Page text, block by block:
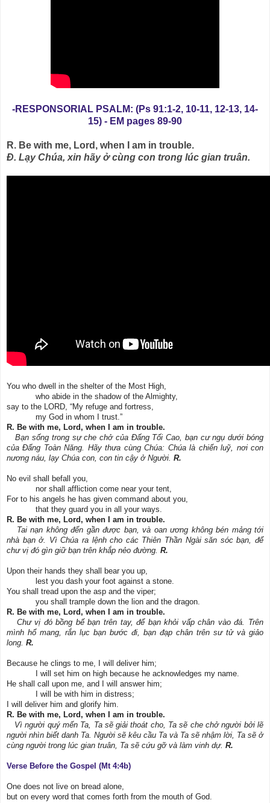
-RESPONSORIAL PSALM: (Ps 91:1-2, 10-11, 12-13, 14-
15) - EM pages 89-90
R. Be with me, Lord, when I am in trouble.
Đ. Lạy Chúa, xin hãy ở cùng con trong lúc gian truân.
You who dwell in the shelter of the Most High,
who abide in the shadow of the Almighty,
say to the LORD, “My refuge and fortress,
my God in whom I trust.”
R. Be with me, Lord, when I am in trouble.
Bạn sống trong sự che chở của Đấng Tối Cao, bạn cư ngụ dưới bóng
của Đấng Toàn Năng. Hãy thưa cùng Chúa: Chúa là chiến luỹ, nơi con
nương náu, lạy Chúa con, con tin cậy ở Người. R.
No evil shall befall you,
nor shall affliction come near your tent,
For to his angels he has given command about you,
that they guard you in all your ways.
R. Be with me, Lord, when I am in trouble.
Tai nạn không đến gần được bạn, và oan ương không bén mảng tới
nhà bạn ở. Vì Chúa ra lệnh cho các Thiên Thần Ngài săn sóc bạn, để
chư vị đó gìn giữ bạn trên khắp nẻo đường. R.
Upon their hands they shall bear you up,
lest you dash your foot against a stone.
You shall tread upon the asp and the viper;
you shall trample down the lion and the dragon.
R. Be with me, Lord, when I am in trouble.
Chư vị đó bồng bế bạn trên tay, để bạn khỏi vấp chân vào đá. Trên
mình hổ mang, rắn lục bạn bước đi, bạn đạp chân trên sư tử và giảo
long. R.
Because he clings to me, I will deliver him;
I will set him on high because he acknowledges my name.
He shall call upon me, and I will answer him;
I will be with him in distress;
I will deliver him and glorify him.
R. Be with me, Lord, when I am in trouble.
Vì người quý mến Ta, Ta sẽ giải thoát cho, Ta sẽ che chở người bởi lẽ
người nhìn biết danh Ta. Người sẽ kêu cầu Ta và Ta sẽ nhậm lời, Ta sẽ ở
cùng người trong lúc gian truân, Ta sẽ cứu gỡ và làm vinh dự. R.
Verse Before the Gospel (Mt 4:4b)
One does not live on bread alone,
but on every word that comes forth from the mouth of God.